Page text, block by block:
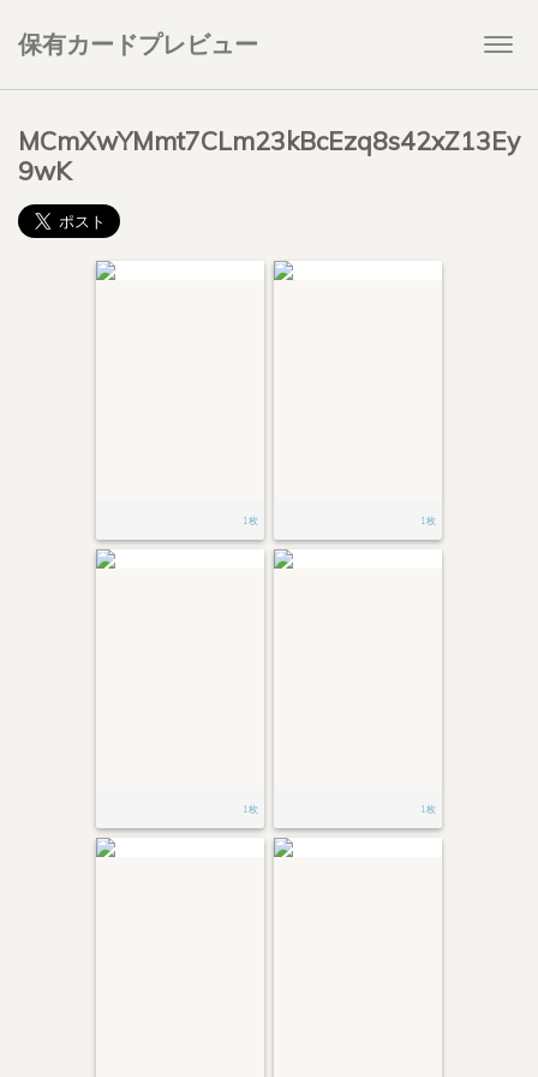
保有カードプレビュー
MCmXwYMmt7CLm23kBcEzq8s42xZ13Ey
9wK
1枚 1枚
1枚 1枚